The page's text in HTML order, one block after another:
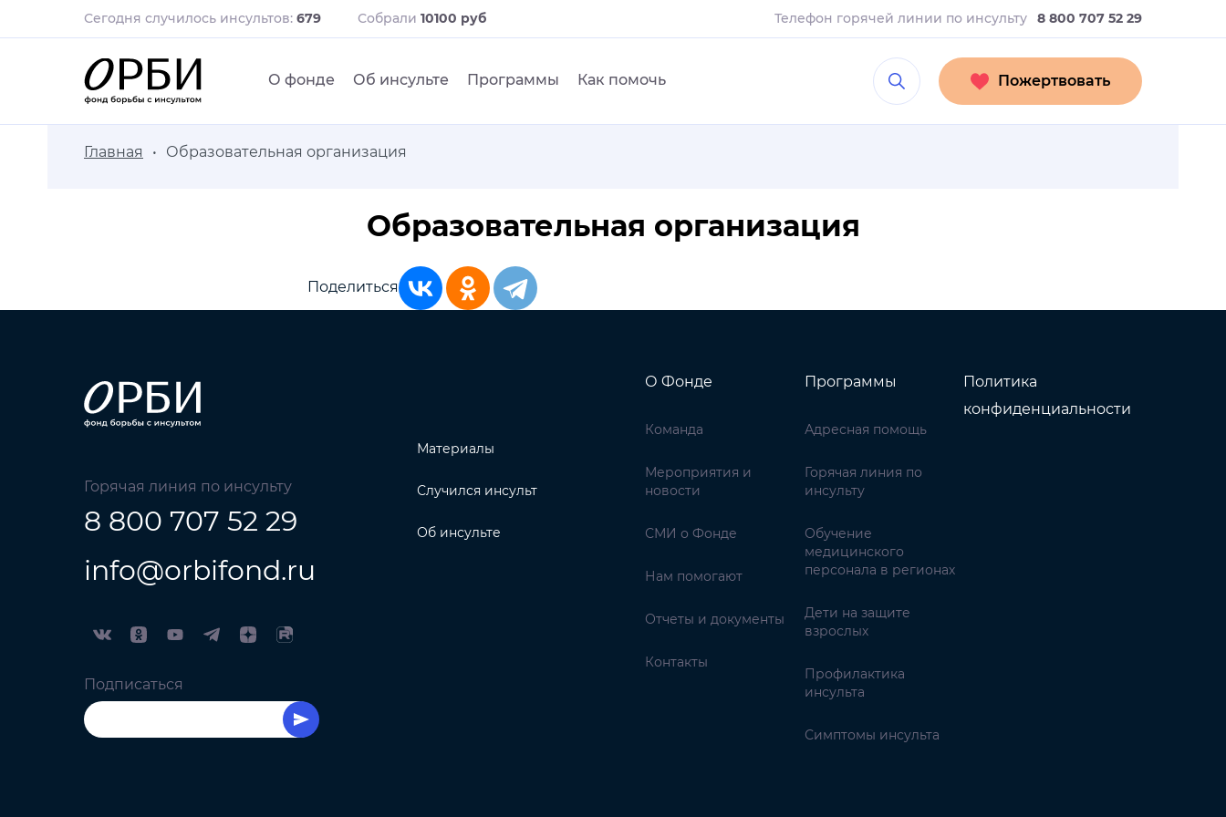
Сегодня случилось инсультов: 679 Собрали 10100 руб Телефон горячей линии по инсульту 8 800 707 52 29
О фонде Об инсульте Программы Как помочь Пожертвовать
Главная Образовательная организация
Образовательная организация
Поделиться
Горячая линия по инсульту
8 800 707 52 29
info@orbifond.ru
Подписаться
Материалы
Случился инсульт
Об инсульте
О Фонде
Команда
Мероприятия и
новости
СМИ о Фонде
Нам помогают
Отчеты и документы
Контакты
Программы
Адресная помощь
Горячая линия по
инсульту
Обучение
медицинского
персонала в регионах
Дети на защите
взрослых
Профилактика
инсульта
Симптомы инсульта
Политика
конфиденциальности